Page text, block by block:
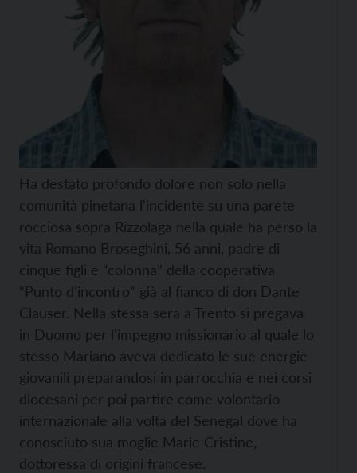
Ha destato profondo dolore non solo nella
comunità pinetana l'incidente su una parete
rocciosa sopra Rizzolaga nella quale ha perso la
vita Romano Broseghini, 56 anni, padre di
cinque figli e “colonna” della cooperativa
“Punto d'incontro” già al fianco di don Dante
Clauser. Nella stessa sera a Trento si pregava
in Duomo per l'impegno missionario al quale lo
stesso Mariano aveva dedicato le sue energie
giovanili preparandosi in parrocchia e nei corsi
diocesani per poi partire come volontario
internazionale alla volta del Senegal dove ha
conosciuto sua moglie Marie Cristine,
dottoressa di origini francese.